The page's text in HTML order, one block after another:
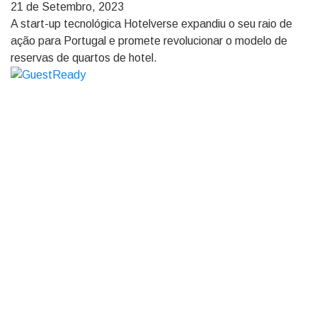
21 de Setembro, 2023
A start-up tecnológica Hotelverse expandiu o seu raio de
ação para Portugal e promete revolucionar o modelo de
reservas de quartos de hotel.